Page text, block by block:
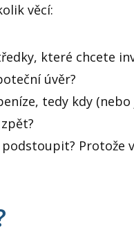
věcí:
které chcete
úvěr?
tedy kdy
Protože